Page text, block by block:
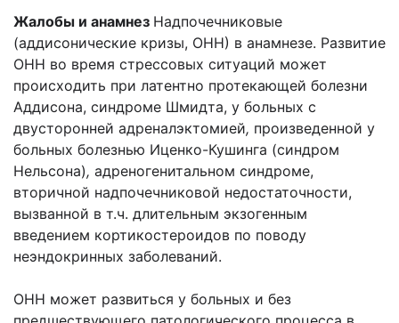
Жалобы и анамнез Надпочечниковые
(аддисонические кризы, ОНН) в анамнезе. Развитие
ОНН во время стрессовых ситуаций может
происходить при латентно протекающей болезни
Аддисона, синдроме Шмидта, у больных с
двусторонней адреналэктомией, произведенной у
больных болезнью Иценко-Кушинга (синдром
Нельсона), адреногенитальном синдроме,
вторичной надпочечниковой недостаточности,
вызванной в т.ч. длительным экзогенным
введением кортикостероидов по поводу
неэндокринных заболеваний.
ОНН может развиться у больных и без